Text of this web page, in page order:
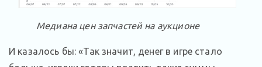
Медиана цен запчастей на аукционе
И казалось бы: «Так значит, денег в игре стало